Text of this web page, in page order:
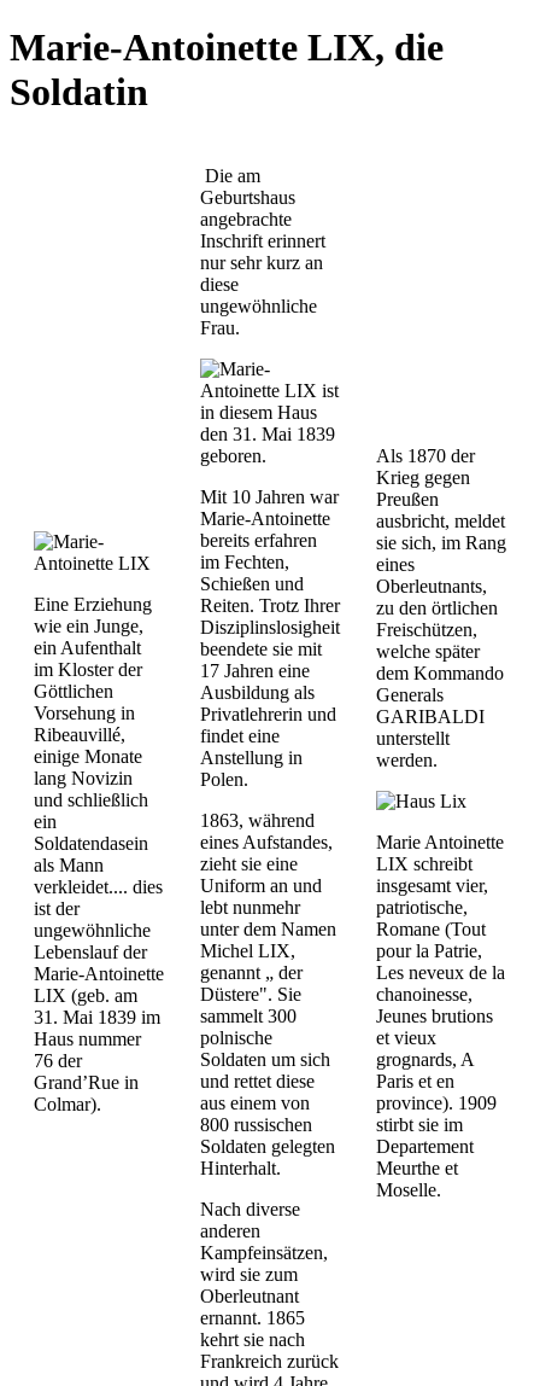
Marie-Antoinette LIX, die
Soldatin
Eine Erziehung
wie ein Junge,
ein Aufenthalt
im Kloster der
Göttlichen
Vorsehung in
Ribeauvillé,
einige Monate
lang Novizin
und schließlich
ein
Soldatendasein
als Mann
verkleidet.... dies
ist der
ungewöhnliche
Lebenslauf der
Marie-Antoinette
LIX (geb. am
31. Mai 1839 im
Haus nummer
76 der
Grand’Rue in
Colmar).
Die am
Geburtshaus
angebrachte
Inschrift erinnert
nur sehr kurz an
diese
ungewöhnliche
Frau.
Mit 10 Jahren war
Marie-Antoinette
bereits erfahren
im Fechten,
Schießen und
Reiten. Trotz Ihrer
Disziplinslosigheit
beendete sie mit
17 Jahren eine
Ausbildung als
Privatlehrerin und
findet eine
Anstellung in
Polen.
1863, während
eines Aufstandes,
zieht sie eine
Uniform an und
lebt nunmehr
unter dem Namen
Michel LIX,
genannt „ der
Düstere". Sie
sammelt 300
polnische
Soldaten um sich
und rettet diese
aus einem von
800 russischen
Soldaten gelegten
Hinterhalt.
Nach diverse
anderen
Kampfeinsätzen,
wird sie zum
Oberleutnant
ernannt. 1865
kehrt sie nach
Frankreich zurück
Als 1870 der
Krieg gegen
Preußen
ausbricht, meldet
sie sich, im Rang
eines
Oberleutnants,
zu den örtlichen
Freischützen,
welche später
dem Kommando
Generals
GARIBALDI
unterstellt
werden.
Marie Antoinette
LIX schreibt
insgesamt vier,
patriotische,
Romane (Tout
pour la Patrie,
Les neveux de la
chanoinesse,
Jeunes brutions
et vieux
grognards, A
Paris et en
province). 1909
stirbt sie im
Departement
Meurthe et
Moselle.